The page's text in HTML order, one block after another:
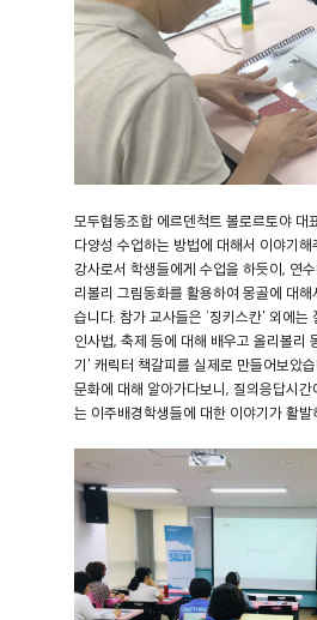
모두협동조합 에르덴척트 볼로르토야 대
다양성 수업하는 방법에 대해서 이야기해
강사로서 학생들에게 수업을 하듯이, 연
리볼리 그림동화를 활용하여 몽골에 대
습니다. 참가 교사들은 ‘징키스칸' 외에는
인사법, 축제 등에 대해 배우고 올리볼리
기' 캐릭터 책갈피를 실제로 만들어보았
문화에 대해 알아가다보니, 질의응답시
는 이주배경학생들에 대한 이야기가 활발